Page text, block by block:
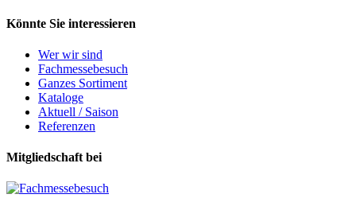
Könnte Sie interessieren
Wer wir sind
Fachmessebesuch
Ganzes Sortiment
Kataloge
Aktuell / Saison
Referenzen
Mitgliedschaft bei